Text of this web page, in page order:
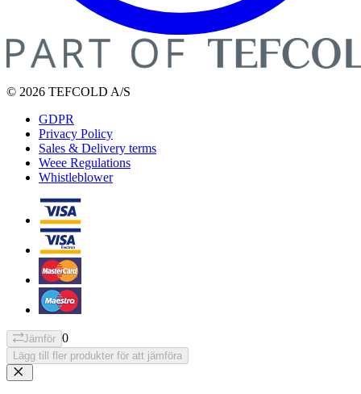
© 2026 TEFCOLD A/S
GDPR
Privacy Policy
Sales & Delivery terms
Weee Regulations
Whistleblower
Jämför 0
Lägg till fler produkter för att jämföra